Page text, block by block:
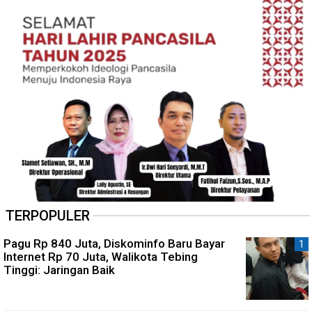
TERPOPULER
Pagu Rp 840 Juta, Diskominfo Baru Bayar
Internet Rp 70 Juta, Walikota Tebing
Tinggi: Jaringan Baik